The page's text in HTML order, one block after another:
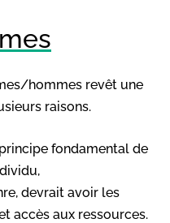
hommes revêt une
raisons.
fondamental de
devrait avoir les
accès aux ressources.